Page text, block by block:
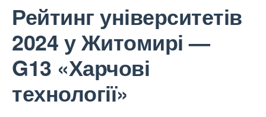
Рейтинг університетів
2024 у Житомирі —
G13 «Харчові
технології»